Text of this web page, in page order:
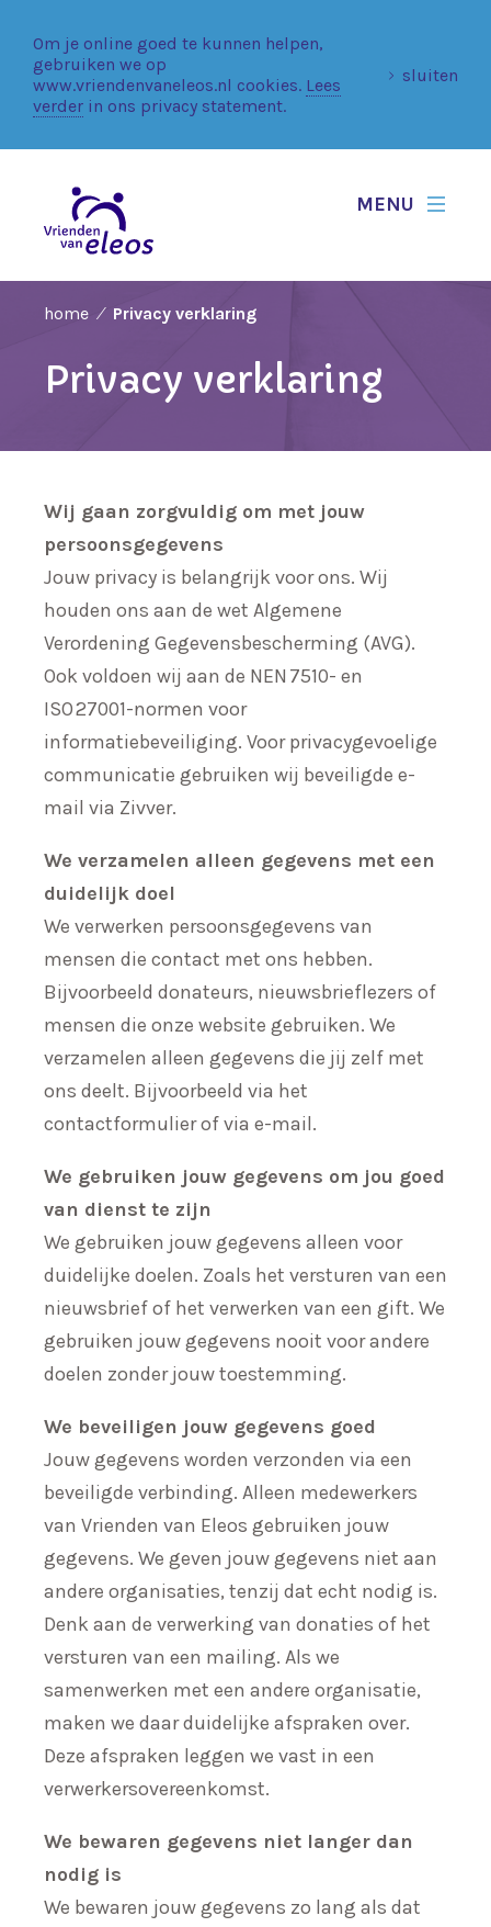
Om je online goed te kunnen helpen,
gebruiken we op
www.vriendenvaneleos.nl cookies. Lees
verder in ons privacy statement.
sluiten
MENU
home Privacy verklaring
Privacy verklaring
Wij gaan zorgvuldig om met jouw
persoonsgegevens
Jouw privacy is belangrijk voor ons. Wij
houden ons aan de wet Algemene
Verordening Gegevensbescherming (AVG).
Ook voldoen wij aan de NEN 7510- en
ISO 27001-normen voor
informatiebeveiliging. Voor privacygevoelige
communicatie gebruiken wij beveiligde e-
mail via Zivver.
We verzamelen alleen gegevens met een
duidelijk doel
We verwerken persoonsgegevens van
mensen die contact met ons hebben.
Bijvoorbeeld donateurs, nieuwsbrieflezers of
mensen die onze website gebruiken. We
verzamelen alleen gegevens die jij zelf met
ons deelt. Bijvoorbeeld via het
contactformulier of via e-mail.
We gebruiken jouw gegevens om jou goed
van dienst te zijn
We gebruiken jouw gegevens alleen voor
duidelijke doelen. Zoals het versturen van een
nieuwsbrief of het verwerken van een gift. We
gebruiken jouw gegevens nooit voor andere
doelen zonder jouw toestemming.
We beveiligen jouw gegevens goed
Jouw gegevens worden verzonden via een
beveiligde verbinding. Alleen medewerkers
van Vrienden van Eleos gebruiken jouw
gegevens. We geven jouw gegevens niet aan
andere organisaties, tenzij dat echt nodig is.
Denk aan de verwerking van donaties of het
versturen van een mailing. Als we
samenwerken met een andere organisatie,
maken we daar duidelijke afspraken over.
Deze afspraken leggen we vast in een
verwerkersovereenkomst.
We bewaren gegevens niet langer dan
nodig is
We bewaren jouw gegevens zo lang als dat